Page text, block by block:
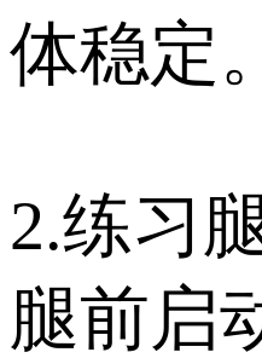
体稳定
2.练习
腿前启